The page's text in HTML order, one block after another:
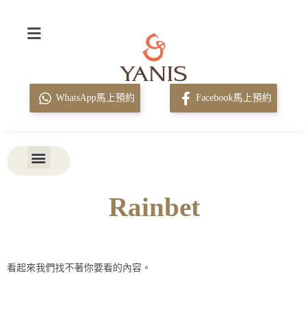
WhatsApp馬上預約 Facebook馬上預約
Rainbet
看起來我們找不著你要看的內容。